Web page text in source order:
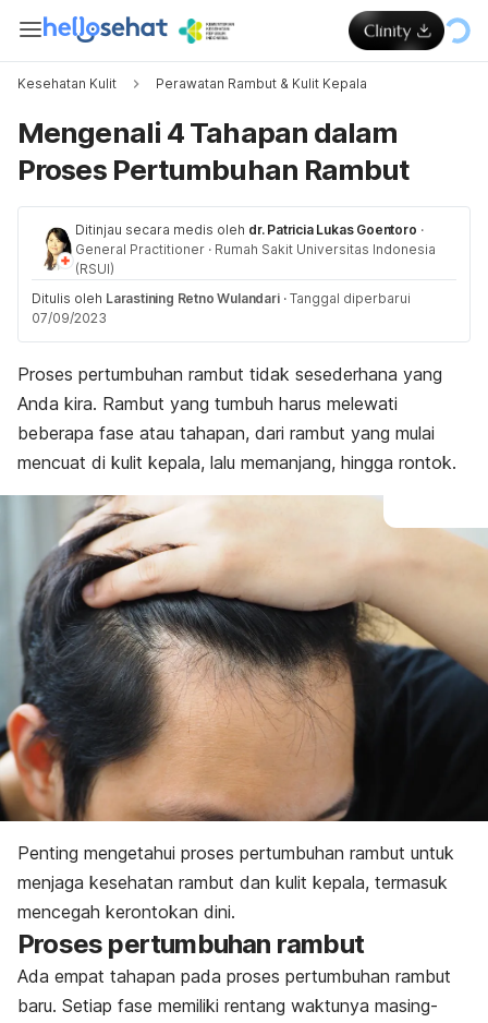
Kesehatan Kulit Perawatan Rambut & Kulit Kepala
Mengenali 4 Tahapan dalam
Proses Pertumbuhan Rambut
Ditinjau secara medis oleh dr. Patricia Lukas Goentoro ·
General Practitioner · Rumah Sakit Universitas Indonesia
(RSUI)
Ditulis oleh Larastining Retno Wulandari · Tanggal diperbarui
07/09/2023
Proses pertumbuhan rambut tidak sesederhana yang
Anda kira. Rambut yang tumbuh harus melewati
beberapa fase atau tahapan, dari rambut yang mulai
mencuat di kulit kepala, lalu memanjang, hingga rontok.
Penting mengetahui proses pertumbuhan rambut untuk
menjaga kesehatan rambut dan kulit kepala, termasuk
mencegah kerontokan dini.
Proses pertumbuhan rambut
Ada empat tahapan pada proses pertumbuhan rambut
baru. Setiap fase memiliki rentang waktunya masing-